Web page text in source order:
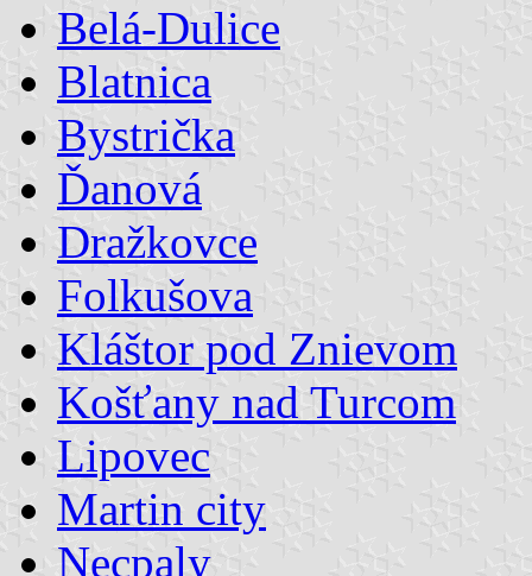
Belá-Dulice
Blatnica
Bystrička
Ďanová
Dražkovce
Folkušova
Kláštor pod Znievom
Košťany nad Turcom
Lipovec
Martin city
Necpaly